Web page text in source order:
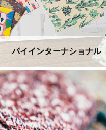
パイインターナショナル